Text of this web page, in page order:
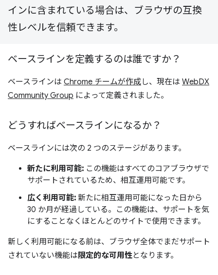
インに含まれている場合は、ブラウザの互換
性レベルを信頼できます。
ベースラインを定義するのは誰ですか？
ベースラインは Chrome チームが作成し、現在は WebDX
Community Group によって定義されました。
どうすればベースラインになるか？
ベースラインには次の 2 つのステージがあります。
新たに利用可能: この機能はすべてのコアブラウザで
サポートされているため、相互運用可能です。
広く利用可能: 新たに相互運用可能になった日から
30 か月が経過している。この機能は、サポートを気
にすることなくほとんどのサイトで使用できます。
新しく利用可能になる前は、ブラウザ全体でまだサポート
されていない機能は 限定的な可用性となります。